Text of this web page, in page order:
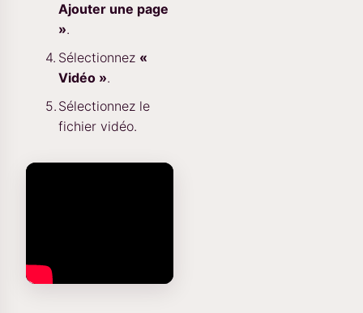
Ajouter une page
».
Sélectionnez «
Vidéo ».
Sélectionnez le
fichier vidéo.